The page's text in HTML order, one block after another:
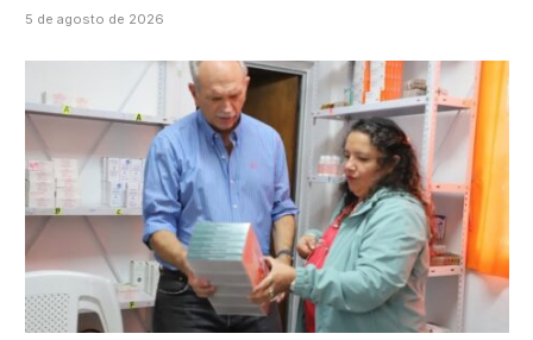
5 de agosto de 2026